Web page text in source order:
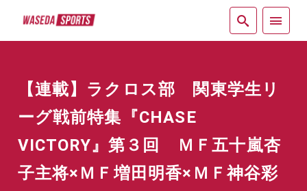
【連載】ラクロス部 関東学生リ
ーグ戦前特集『CHASE
VICTORY』第３回 ＭＦ五十嵐杏
子主将×ＭＦ増田明香×ＭＦ神谷彩